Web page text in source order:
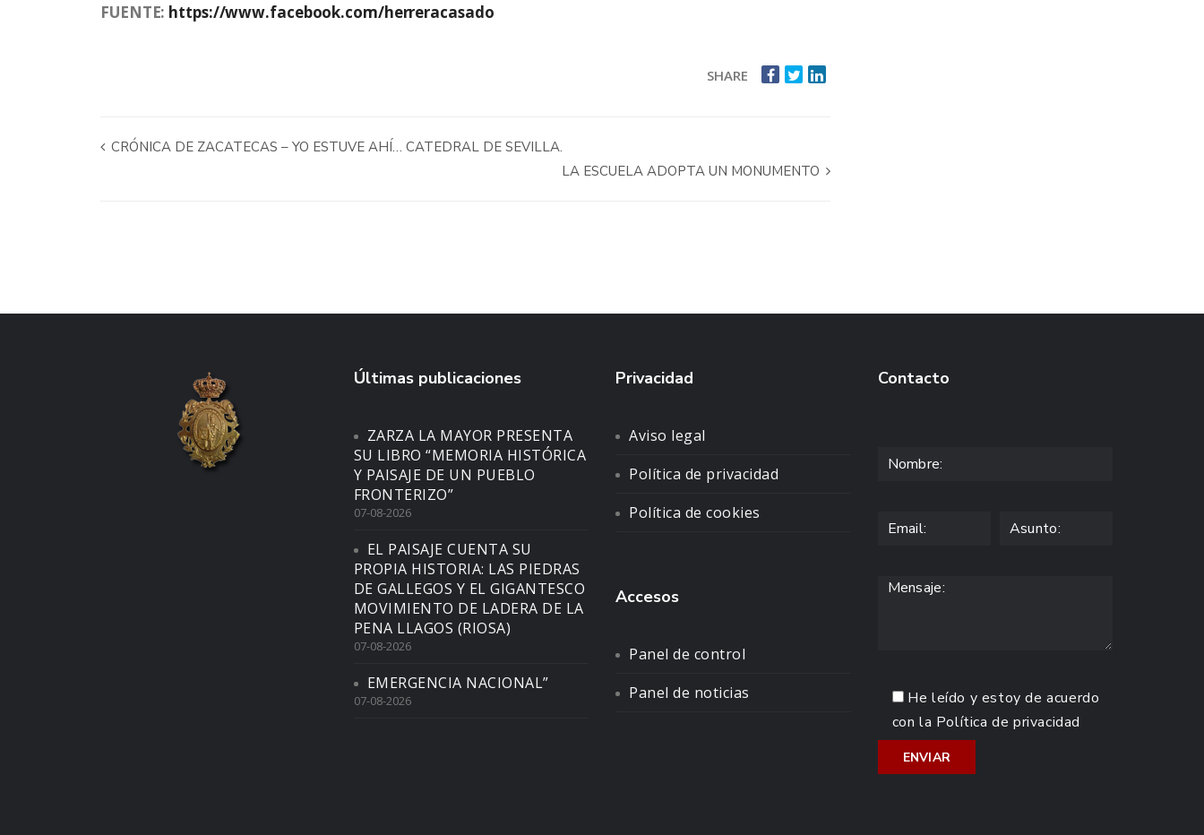
FUENTE: https://www.facebook.com/herreracasado
SHARE
CRÓNICA DE ZACATECAS – YO ESTUVE AHÍ… CATEDRAL DE SEVILLA.
LA ESCUELA ADOPTA UN MONUMENTO
Últimas publicaciones
ZARZA LA MAYOR PRESENTA
SU LIBRO “MEMORIA HISTÓRICA
Y PAISAJE DE UN PUEBLO
FRONTERIZO”
07-08-2026
EL PAISAJE CUENTA SU
PROPIA HISTORIA: LAS PIEDRAS
DE GALLEGOS Y EL GIGANTESCO
MOVIMIENTO DE LADERA DE LA
PENA LLAGOS (RIOSA)
07-08-2026
EMERGENCIA NACIONAL”
07-08-2026
Privacidad
Aviso legal
Política de privacidad
Política de cookies
Accesos
Panel de control
Panel de noticias
Contacto
He leído y estoy de acuerdo
con la Política de privacidad